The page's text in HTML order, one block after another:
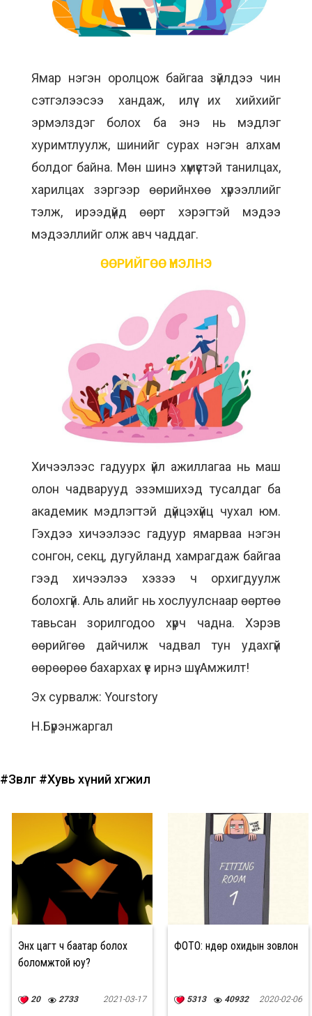
Ямар нэгэн оролцож байгаа зүйлдээ чин
сэтгэлээсээ хандаж, илүү их хийхийг
эрмэлздэг болох ба энэ нь мэдлэг
хуримтлуулж, шинийг сурах нэгэн алхам
болдог байна. Мөн шинэ хүмүүстэй танилцах,
харилцах зэргээр өөрийнхөө хүрээллийг
тэлж, ирээдүйд өөрт хэрэгтэй мэдээ
мэдээллийг олж авч чаддаг.
ӨӨРИЙГӨӨ ҮНЭЛНЭ
Хичээлээс гадуурх үйл ажиллагаа нь маш
олон чадварууд эзэмшихэд тусалдаг ба
академик мэдлэгтэй дүйцэхүйц чухал юм.
Гэхдээ хичээлээс гадуур ямарваа нэгэн
сонгон, секц, дугуйланд хамрагдаж байгаа
гээд хичээлээ хэзээ ч орхигдуулж
болохгүй. Аль алийг нь хослуулснаар өөртөө
тавьсан зорилгодоо хүрч чадна. Хэрэв
өөрийгөө дайчилж чадвал тун удахгүй
өөрөөрөө бахархах үе ирнэ шүү. Амжилт!
Эх сурвалж: Yourstory
Н.Бүрэнжаргал
#Зөвлөгөө #Хувь хүний хөгжил
Энх цагт ч баатар болох
боломжтой юу?
20 2733 2021-03-17
ФОТО: Өндөр охидын зовлон
5313 40932 2020-02-06